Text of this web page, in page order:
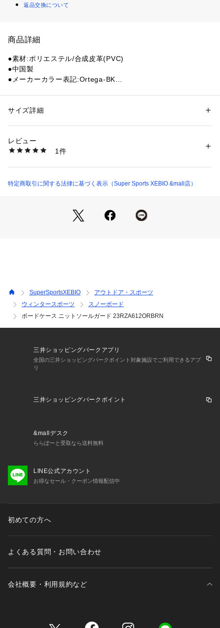
返品交換について
商品詳細
●素材:ポリエステル/合成皮革(PVC)
●中国製
●メーカーカラー表記:Ortega-BK
●ニット製ボード保護カバー
●トップ・ノーズ部分はフリース内貼素材でしっかり強化
●2サイズバリエーションでピッタリ収納
※総柄の商品については、生地の裁断箇所により、商品一点ご
ありますが、商品自体の仕様の相違には該当いたしません。
※一部商品において弊社カラー表記がメーカーカラー表記と異
Victoria Surf&Snow ボード小物 アクセサリー ボードケース
アウトドア ウィンター スポーツ スノーボード スノボー SNO
WBOARD スノーボード用品 小物 ケース Men's Mens メンズ
めんず 男性 Lady's Ladys レディース れでぃーす 女性 2024
性別：レディース
ド
商品番号：1540000389397
サイズ詳細
レビュー
1件
特定商取引に関する法律に基づく表示（Super Sports XEBIO &mall店）
SuperSportsXEBIO
アウトドア・スポーツ
ウィンタースポーツ
スノーボード
ボードケース ニットソールガード 23RZA612ORBRN
三井ショッピングパークアプリ
全国の三井ショッピングパークポイント対象施設でご利用できるアプ
リ
三井ショッピングパークポイント
&mallデスク
ららぽーと受取なら送料無料
LINE公式アカウント
お得なセール・クーポン情報配信中
初めての方へ
よくある質問・お問い合わせ
会社概要・利用規約など